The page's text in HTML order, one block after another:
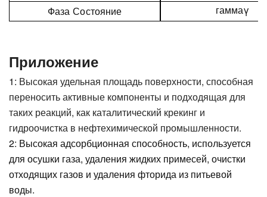
Фаза Состояние гаммаγ
Приложение
1: Высокая удельная площадь поверхности, способная
переносить активные компоненты и подходящая для
таких реакций, как каталитический крекинг и
гидроочистка в нефтехимической промышленности.
2: Высокая адсорбционная способность, используется
для осушки газа, удаления жидких примесей, очистки
отходящих газов и удаления фторида из питьевой
воды.